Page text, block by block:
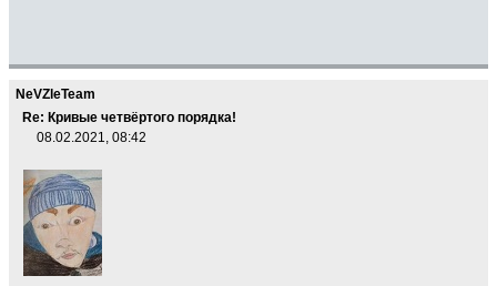
NeVZleTeam
Re: Кривые четвёртого порядка!
08.02.2021, 08:42